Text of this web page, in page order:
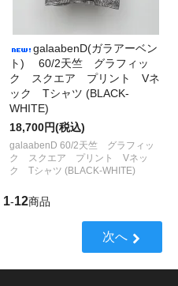
galaabenD(ガラアーベン
ト) 60/2天竺 グラフィッ
ク スクエア プリント Vネ
ック Tシャツ (BLACK-
WHITE)
18,700円(税込)
galaabenD 60/2天竺 グラフィッ
ク スクエア プリント Vネッ
ク Tシャツ (BLACK-WHITE)
1-12商品
次へ